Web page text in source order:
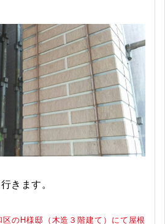
きます。
のH様邸（木造３階建て）にて屋根